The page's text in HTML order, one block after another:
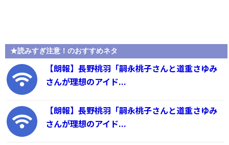
★読みすぎ注意！のおすすめネタ
【朗報】長野桃羽「嗣永桃子さんと道重さゆみ
さんが理想のアイド...
【朗報】長野桃羽「嗣永桃子さんと道重さゆみ
さんが理想のアイド...